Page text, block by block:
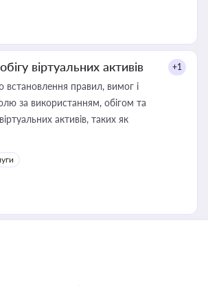
віртуальних активів +1
встановлення правил, вимог і
за використанням, обігом та
активів, таких як